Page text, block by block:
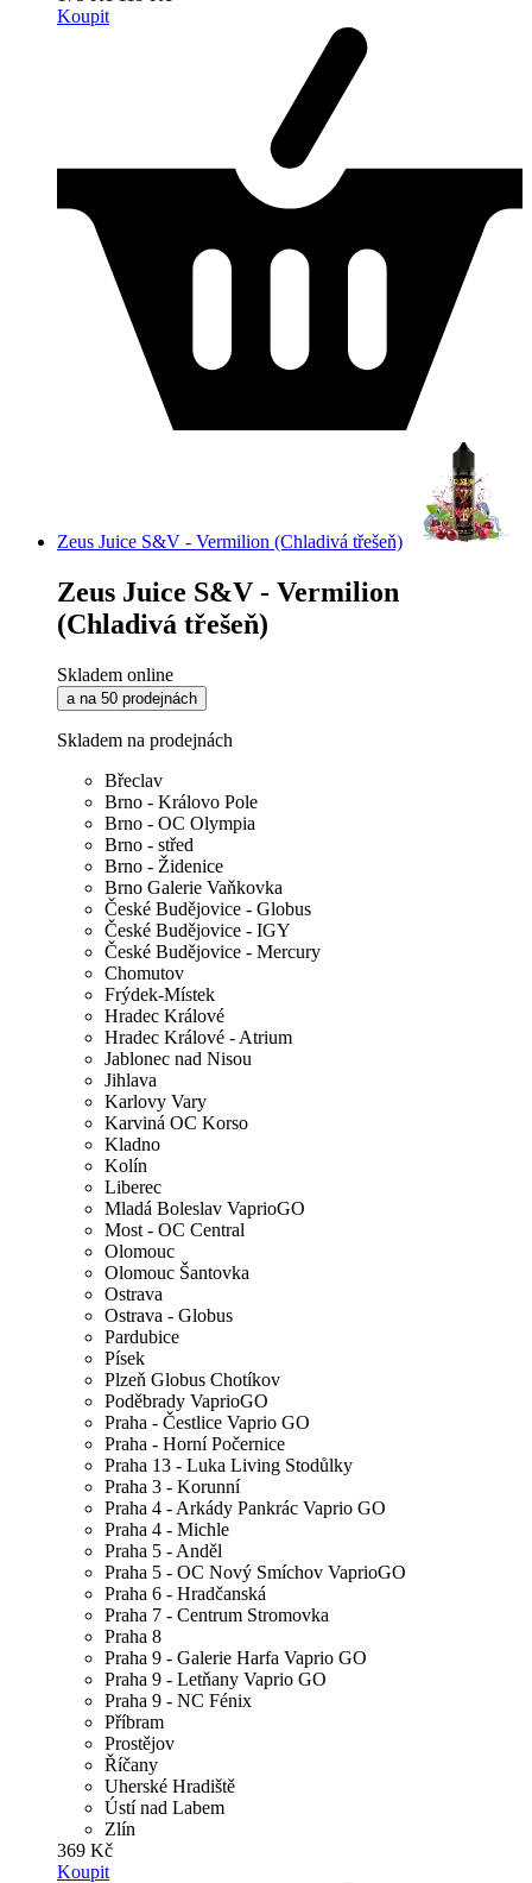
Koupit
Zeus Juice S&V - Vermilion (Chladivá třešeň)
Zeus Juice S&V - Vermilion
(Chladivá třešeň)
Skladem online
a na 50 prodejnách
Skladem na prodejnách
Břeclav
Brno - Královo Pole
Brno - OC Olympia
Brno - střed
Brno - Židenice
Brno Galerie Vaňkovka
České Budějovice - Globus
České Budějovice - IGY
České Budějovice - Mercury
Chomutov
Frýdek-Místek
Hradec Králové
Hradec Králové - Atrium
Jablonec nad Nisou
Jihlava
Karlovy Vary
Karviná OC Korso
Kladno
Kolín
Liberec
Mladá Boleslav VaprioGO
Most - OC Central
Olomouc
Olomouc Šantovka
Ostrava
Ostrava - Globus
Pardubice
Písek
Plzeň Globus Chotíkov
Poděbrady VaprioGO
Praha - Čestlice Vaprio GO
Praha - Horní Počernice
Praha 13 - Luka Living Stodůlky
Praha 3 - Korunní
Praha 4 - Arkády Pankrác Vaprio GO
Praha 4 - Michle
Praha 5 - Anděl
Praha 5 - OC Nový Smíchov VaprioGO
Praha 6 - Hradčanská
Praha 7 - Centrum Stromovka
Praha 8
Praha 9 - Galerie Harfa Vaprio GO
Praha 9 - Letňany Vaprio GO
Praha 9 - NC Fénix
Příbram
Prostějov
Říčany
Uherské Hradiště
Ústí nad Labem
Zlín
369 Kč
Koupit